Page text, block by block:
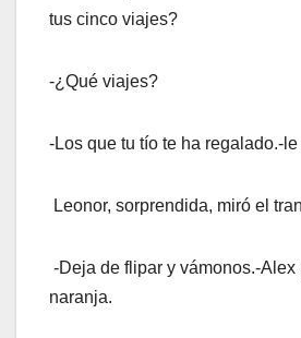
tus cinco viajes?
-¿Qué viajes?
-Los que tu tío te ha regalado.-
Leonor, sorprendida, miró el
-Deja de flipar y vámonos.-Alex
naranja.